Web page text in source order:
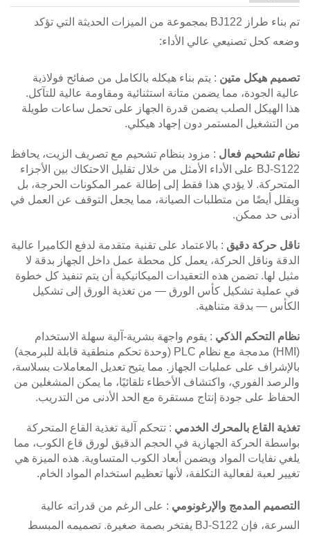
تم بناء طراز BJ122 بمجموعة من الميزات الحديثة التي تؤكد
وضعه كحل تصنيعي عالي الأداء:
تصميم هيكل متين : يتم بناء هيكله بالكامل من صفائح فولاذية
عالية الجودة، مما يضمن متانة استثنائية ومقاومة عالية للتآكل.
هذا الهيكل الصلب يضمن قدرة الجهاز على تحمل ساعات طويلة
من التشغيل المستمر دون إجهاد هيكلي.
نظام تشحيم فعال : مزود بنظام تشحيم مع تصريف الزيت، يحافظ
BJ-S122 على الأداء الأمثل من خلال تقليل الاحتكاك بين الأجزاء
المتحركة. لا يؤدي هذا فقط إلى إطالة عمر المكونات الحرجة، بل
ويقلل أيضًا من متطلبات الصيانة، مما يجعل التوقف عن العمل في
أدنى حد ممكن.
ناقل حركة دقيق : بالاعتماد على تقنية متقدمة لدفع الكاميرا عالية
الدقة وناقل الحركة، يعمل كل محطة عمل داخل الجهاز بدقة لا
مثيل لها. تضمن هذه التعقيدات الميكانيكية أن يتم تنفيذ كل خطوة
في عملية تشكيل كأس الورق — من تغذية الورق إلى تشكيل
الكأس — بدقة متناهية.
نظام التحكم الذكي : يقوم واجهة بشرية-آلية سهلة الاستخدام
(HMI) مدمجة مع نظام PLC (وحدة تحكم منطقية قابلة للبرمجة)
بالإشراف على عمليات الجهاز. مما يتيح تعديل المعاملات بسلاسة،
والرصد الفوري، واكتشاف الأخطاء تلقائيًا، ما يمكن المشغلين من
الحفاظ على جودة إنتاج مستقرة مع الحد الأدنى من التدريب.
تغذية القاع بالمحرك الخدمي : تتحكم آلية تغذية القاع المتحركة
بواسطة الحركة الجهازية في الحجم الدقيق لورق قاع الكوب، مما
يلغي نفايات المواد ويضمن أبعاد الكوب المتساوية. هذه الميزة هي
تغيير لعبة لفعالية التكلفة، لأنها تعظيم استخدام المواد الخام.
التصميم المدمج والإرغونومي : على الرغم من قدراته عالية
السرعة، فإن BJ-S122 يفتخر بصمة صغيرة. تصميمه المبسط